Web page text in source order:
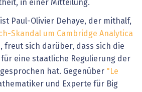
in einer Mitteilung.
Paul-Olivier Dehaye, der mithalf,
Skandal um Cambridge Analytica
freut sich darüber, dass sich die
eine staatliche Regulierung der
hat. Gegenüber "Le
und Experte für Big